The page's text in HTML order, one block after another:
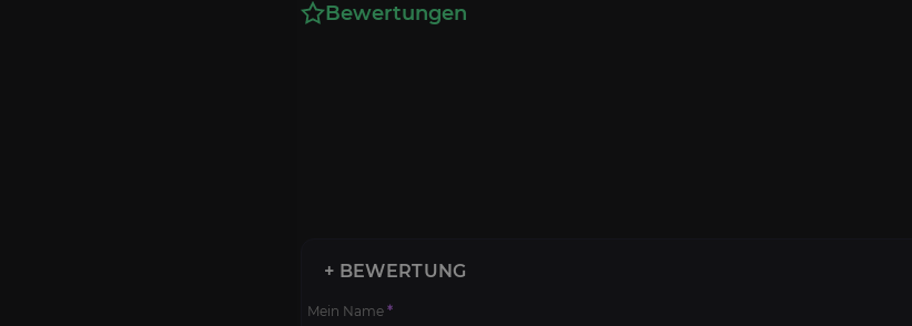
Bewertungen
+ BEWERTUNG
Mein Name *